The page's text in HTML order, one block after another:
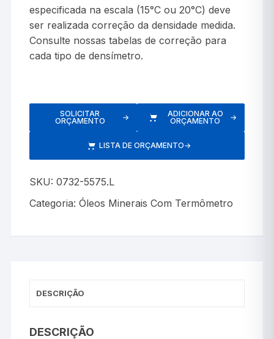
especificada na escala (15°C ou 20°C) deve
ser realizada correção da densidade medida.
Consulte nossas tabelas de correção para
cada tipo de densímetro.
SOLICITAR
ORÇAMENTO
→
ADICIONAR AO
ORÇAMENTO
→
LISTA DE ORÇAMENTO→
SKU:0732-5575.L
Categoria:Óleos Minerais Com Termômetro
DESCRIÇÃO
DESCRIÇÃO